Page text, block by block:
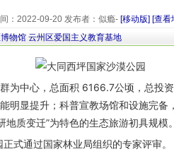
：2022-09-20 发布者：似瘾- [移动版] [查看
物馆 云州区爱国主义教育基地
中心，总面积 6166.7公顷，总投
明显提升；科普宣教场馆和设施完
质变迁”为特色的生态旅游初具规模。
通过国家林业局组织的专家评审。